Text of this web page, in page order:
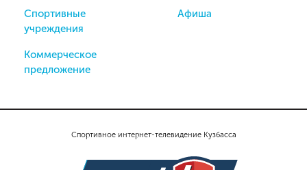
Спортивное интернет-телевидение Кузбасса
Спортивные
учреждения
Коммерческое
предложение
Афиша